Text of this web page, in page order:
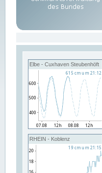
Elbe - Cuxhaven Steubenhöft
RHEIN - Koblenz